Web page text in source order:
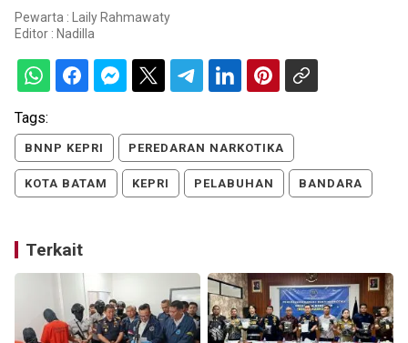
Pewarta : Laily Rahmawaty
Editor : Nadilla
Tags:
BNNP KEPRI PEREDARAN NARKOTIKA
KOTA BATAM KEPRI PELABUHAN BANDARA
Terkait